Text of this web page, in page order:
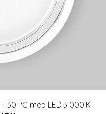
30 PC med LED 3 000 K